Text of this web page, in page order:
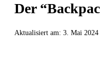
Der
Aktualisiert am: 3. Mai 2024